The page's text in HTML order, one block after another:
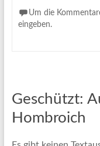
Um die
eingeben.
Geschützt:
Hombroich